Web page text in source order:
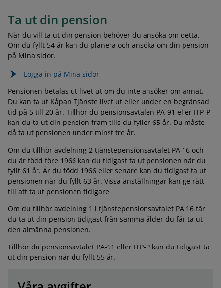
Ta ut din pension
När du vill ta ut din pension behöver du ansöka om detta.
Om du fyllt 54 år kan du planera och ansöka om din pension
på Mina sidor.
Logga in på Mina sidor
Pensionen betalas ut livet ut om du inte ansöker om annat.
Du kan ta ut Kåpan Tjänste livet ut eller under en begränsad
tid på 5 till 20 år. Tillhör du pensionsavtalen PA-91 eller ITP-P
kan du ta ut din pension fram tills du fyller 65 år. Du måste
då ta ut pensionen under minst tre år.
Om du tillhör avdelning 2 tjänstepensionsavtalet PA 16 och
du är född före 1966 kan du tidigast ta ut pensionen när du
fyllt 61 år. Är du född 1966 eller senare kan du tidigast ta ut
pensionen när du fyllt 63 år. Vissa anställningar kan ge rätt
till att ta ut pensionen tidigare.
Om du tillhör avdelning 1 i tjänstepensionsavtalet PA 16 får
du ta ut din pension tidigast från samma ålder du får ta ut
den almänna pensionen.
Tillhör du pensionsavtalet PA-91 eller ITP-P kan du tidigast ta
ut din pension när du fyllt 55 år.